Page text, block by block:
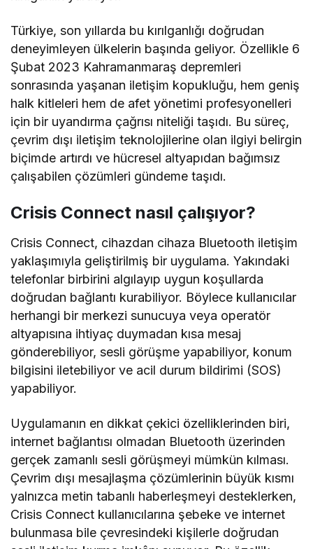
Türkiye, son yıllarda bu kırılganlığı doğrudan
deneyimleyen ülkelerin başında geliyor. Özellikle 6
Şubat 2023 Kahramanmaraş depremleri
sonrasında yaşanan iletişim kopukluğu, hem geniş
halk kitleleri hem de afet yönetimi profesyonelleri
için bir uyandırma çağrısı niteliği taşıdı. Bu süreç,
çevrim dışı iletişim teknolojilerine olan ilgiyi belirgin
biçimde artırdı ve hücresel altyapıdan bağımsız
çalışabilen çözümleri gündeme taşıdı.
Crisis Connect nasıl çalışıyor?
Crisis Connect, cihazdan cihaza Bluetooth iletişim
yaklaşımıyla geliştirilmiş bir uygulama. Yakındaki
telefonlar birbirini algılayıp uygun koşullarda
doğrudan bağlantı kurabiliyor. Böylece kullanıcılar
herhangi bir merkezi sunucuya veya operatör
altyapısına ihtiyaç duymadan kısa mesaj
gönderebiliyor, sesli görüşme yapabiliyor, konum
bilgisini iletebiliyor ve acil durum bildirimi (SOS)
yapabiliyor.
Uygulamanın en dikkat çekici özelliklerinden biri,
internet bağlantısı olmadan Bluetooth üzerinden
gerçek zamanlı sesli görüşmeyi mümkün kılması.
Çevrim dışı mesajlaşma çözümlerinin büyük kısmı
yalnızca metin tabanlı haberleşmeyi desteklerken,
Crisis Connect kullanıcılarına şebeke ve internet
bulunmasa bile çevresindeki kişilerle doğrudan